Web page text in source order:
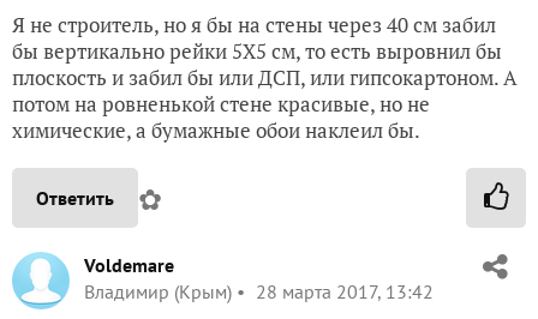
Я не строитель, но я бы на стены через 40 см забил
бы вертикально рейки 5Х5 см, то есть выровнил бы
плоскость и забил бы или ДСП, или гипсокартоном. А
потом на ровненькой стене красивые, но не
химические, а бумажные обои наклеил бы.
Ответить ✿
Voldemare
Владимир (Крым)
28 марта 2017, 13:42